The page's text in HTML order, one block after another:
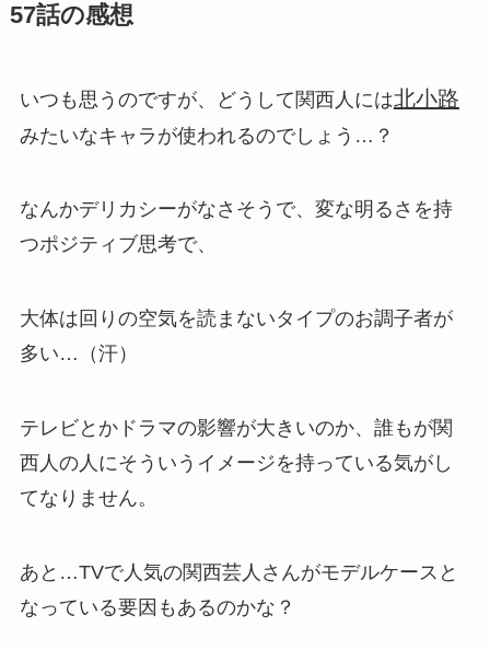
57話の感想
いつも思うのですが、どうして関西人には北小路
みたいなキャラが使われるのでしょう…？
なんかデリカシーがなさそうで、変な明るさを持
つポジティブ思考で、
大体は回りの空気を読まないタイプのお調子者が
多い…（汗）
テレビとかドラマの影響が大きいのか、誰もが関
西人の人にそういうイメージを持っている気がし
てなりません。
あと…TVで人気の関西芸人さんがモデルケースと
なっている要因もあるのかな？